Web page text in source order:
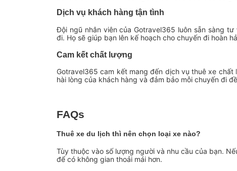
Dịch vụ khách hàng tận tình
Đội ngũ nhân viên của Gotravel365 luôn sẵn sàng
đi. Họ sẽ giúp bạn lên kế hoạch cho chuyến đi hoàn
Cam kết chất lượng
Gotravel365 cam kết mang đến dịch vụ thuê xe
hài lòng của khách hàng và đảm bảo mỗi chuyến đi
FAQs
Thuê xe du lịch thì nên chọn loại xe nào?
Tùy thuộc vào số lượng người và nhu cầu của bạn.
để có không gian thoải mái hơn.